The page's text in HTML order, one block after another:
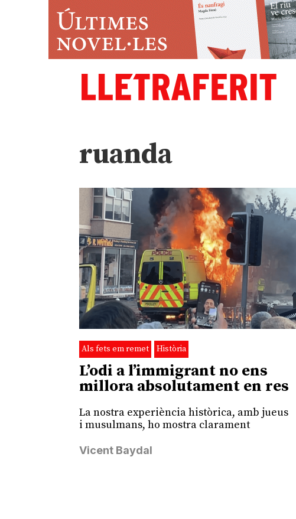
ruanda
Als fets em remet Història
L’odi a l’immigrant no ens
millora absolutament en res
La nostra experiència històrica, amb jueus
i musulmans, ho mostra clarament
Vicent Baydal